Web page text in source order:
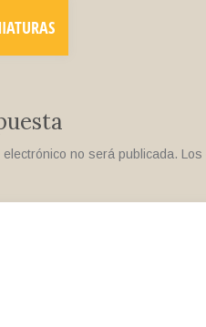
no será publicada. Los